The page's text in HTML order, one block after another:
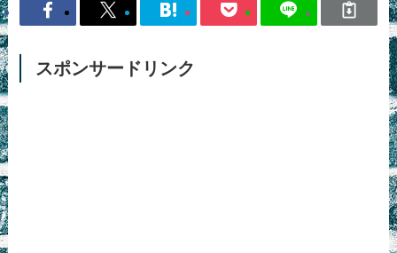
スポンサードリンク